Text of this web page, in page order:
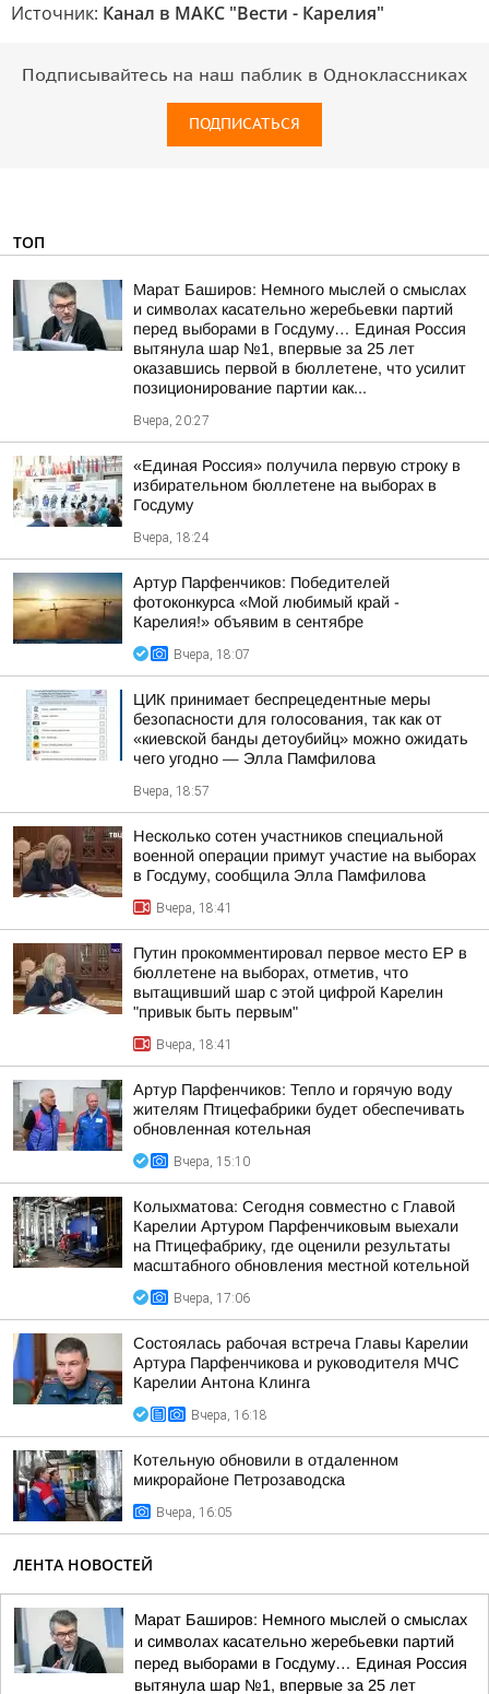
Источник: Канал в МАКС "Вести - Карелия"
Подписывайтесь на наш паблик в Одноклассниках
ПОДПИСАТЬСЯ
ТОП
Марат Баширов: Немного мыслей о смыслах
и символах касательно жеребьевки партий
перед выборами в Госдуму… Единая Россия
вытянула шар №1, впервые за 25 лет
оказавшись первой в бюллетене, что усилит
позиционирование партии как...
Вчера, 20:27
«Единая Россия» получила первую строку в
избирательном бюллетене на выборах в
Госдуму
Вчера, 18:24
Артур Парфенчиков: Победителей
фотоконкурса «Мой любимый край -
Карелия!» объявим в сентябре
Вчера, 18:07
ЦИК принимает беспрецедентные меры
безопасности для голосования, так как от
«киевской банды детоубийц» можно ожидать
чего угодно — Элла Памфилова
Вчера, 18:57
Несколько сотен участников специальной
военной операции примут участие на выборах
в Госдуму, сообщила Элла Памфилова
Вчера, 18:41
Путин прокомментировал первое место ЕР в
бюллетене на выборах, отметив, что
вытащивший шар с этой цифрой Карелин
"привык быть первым"
Вчера, 18:41
Артур Парфенчиков: Тепло и горячую воду
жителям Птицефабрики будет обеспечивать
обновленная котельная
Вчера, 15:10
Колыхматова: Сегодня совместно с Главой
Карелии Артуром Парфенчиковым выехали
на Птицефабрику, где оценили результаты
масштабного обновления местной котельной
Вчера, 17:06
Состоялась рабочая встреча Главы Карелии
Артура Парфенчикова и руководителя МЧС
Карелии Антона Клинга
Вчера, 16:18
Котельную обновили в отдаленном
микрорайоне Петрозаводска
Вчера, 16:05
ЛЕНТА НОВОСТЕЙ
Марат Баширов: Немного мыслей о смыслах
и символах касательно жеребьевки партий
перед выборами в Госдуму… Единая Россия
вытянула шар №1, впервые за 25 лет